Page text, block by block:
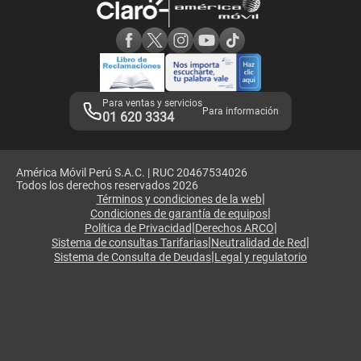
Adquirientes iPhone 6, 6S y SE
Mensaje de Seguridad
Términos y Condiciones de Tienda Claro
Libro de Reclamaciones
Legales de marketplace
Para ventas y servicios
01 620 3334 Para información
América Móvil Perú S.A.C. | RUC 20467534026
Todos los derechos reservados 2026
Términos y condiciones de la web|
Condiciones de garantía de equipos|
Política de Privacidad|Derechos ARCO|
Sistema de consultas Tarifarias|Neutralidad de Red|
Sistema de Consulta de Deudas|Legal y regulatorio